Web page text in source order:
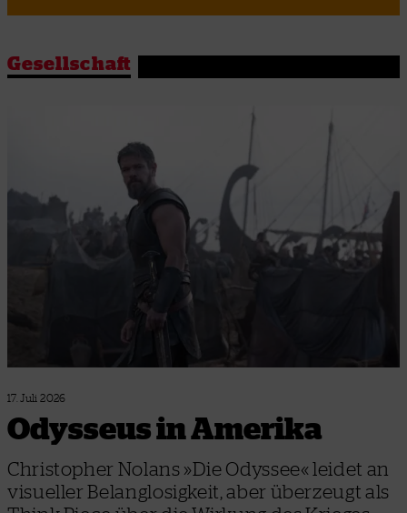
Gesellschaft
17. Juli 2026
Odysseus in Amerika
Christopher Nolans »Die Odyssee« leidet an
visueller Belanglosigkeit, aber überzeugt als